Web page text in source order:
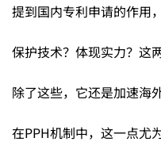
可
以
加
提到国内专利申请的作用
保护技术？体现实力？这
除了这些，它还是加速海
在PPH机制中，这一点尤